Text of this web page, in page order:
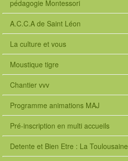
pédagogie Montessori
A.C.C.A de Saint Léon
La culture et vous
Moustique tigre
Chantier vvv
Programme animations MAJ
Pré-inscription en multi accueils
Detente et Bien Etre : La Toulousaine